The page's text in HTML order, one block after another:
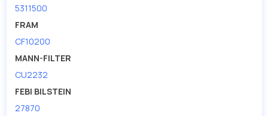
5311500
FRAM
CF10200
MANN-FILTER
CU2232
FEBI BILSTEIN
27870